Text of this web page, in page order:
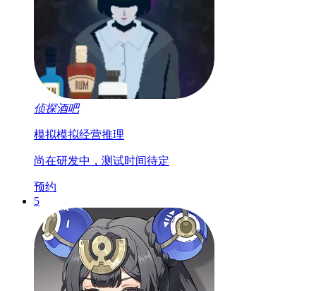
侦探酒吧
模拟模拟经营推理
尚在研发中，测试时间待定
预约
5